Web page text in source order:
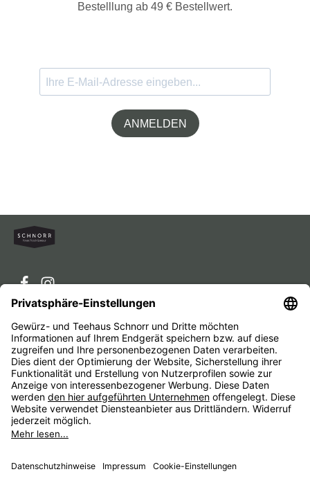
Bestelllung ab 49 € Bestellwert.
ANMELDEN
Service-Hotline
Service
Unternehmen
Alle Preise inkl. gesetzl. Mehrwertsteuer zzgl.
anders angegeben.